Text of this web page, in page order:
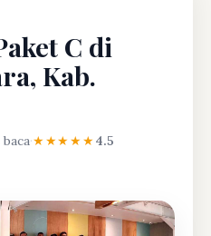
C di
Kab.
·★★★★★4.5